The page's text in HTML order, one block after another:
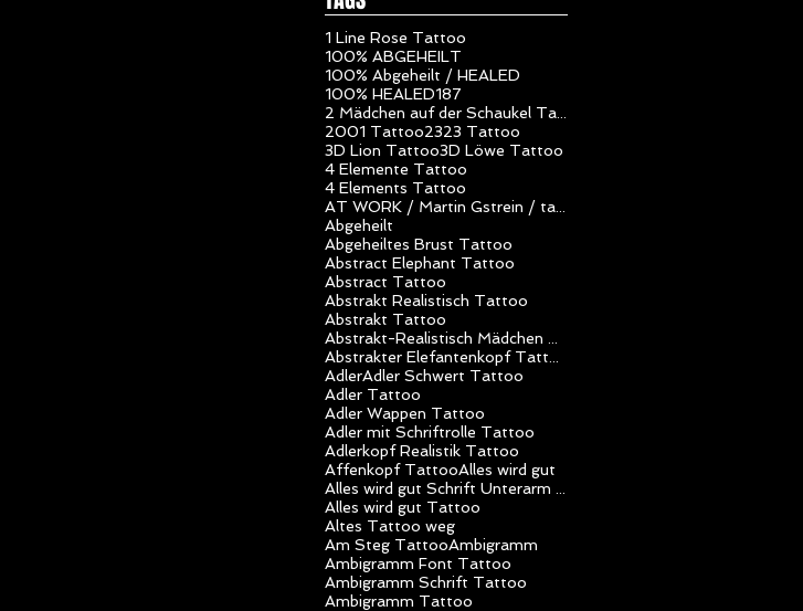
1 Line Rose Tattoo
100% ABGEHEILT
100% Abgeheilt / HEALED
100% HEALED187
2001 Tattoo2323 Tattoo
3D Lion Tattoo3D Löwe Tattoo
4 Elemente Tattoo
4 Elements Tattoo
Abgeheilt
Abgeheiltes Brust Tattoo
Abstract Elephant Tattoo
Abstract Tattoo
Abstrakt Realistisch Tattoo
Abstrakt Tattoo
AdlerAdler Schwert Tattoo
Adler Tattoo
Adler Wappen Tattoo
Adler mit Schriftrolle Tattoo
Adlerkopf Realistik Tattoo
Affenkopf TattooAlles wird gut
Alles wird gut Tattoo
Altes Tattoo weg
Am Steg TattooAmbigramm
Ambigramm Font Tattoo
Ambigramm Schrift Tattoo
Ambigramm Tattoo